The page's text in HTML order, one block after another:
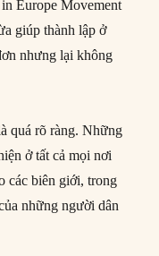
Europe Movement
giúp thành lập ở
nhưng lại không
quá rõ ràng. Những
ở tất cả mọi nơi
các biên giới, trong
những người dân
rã ở châu Âu”